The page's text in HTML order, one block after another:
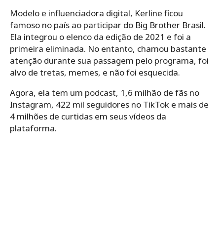
Modelo e influenciadora digital, Kerline ficou
famoso no país ao participar do Big Brother Brasil.
Ela integrou o elenco da edição de 2021 e foi a
primeira eliminada. No entanto, chamou bastante
atenção durante sua passagem pelo programa, foi
alvo de tretas, memes, e não foi esquecida.
Agora, ela tem um podcast, 1,6 milhão de fãs no
Instagram, 422 mil seguidores no TikTok e mais de
4 milhões de curtidas em seus vídeos da
plataforma.